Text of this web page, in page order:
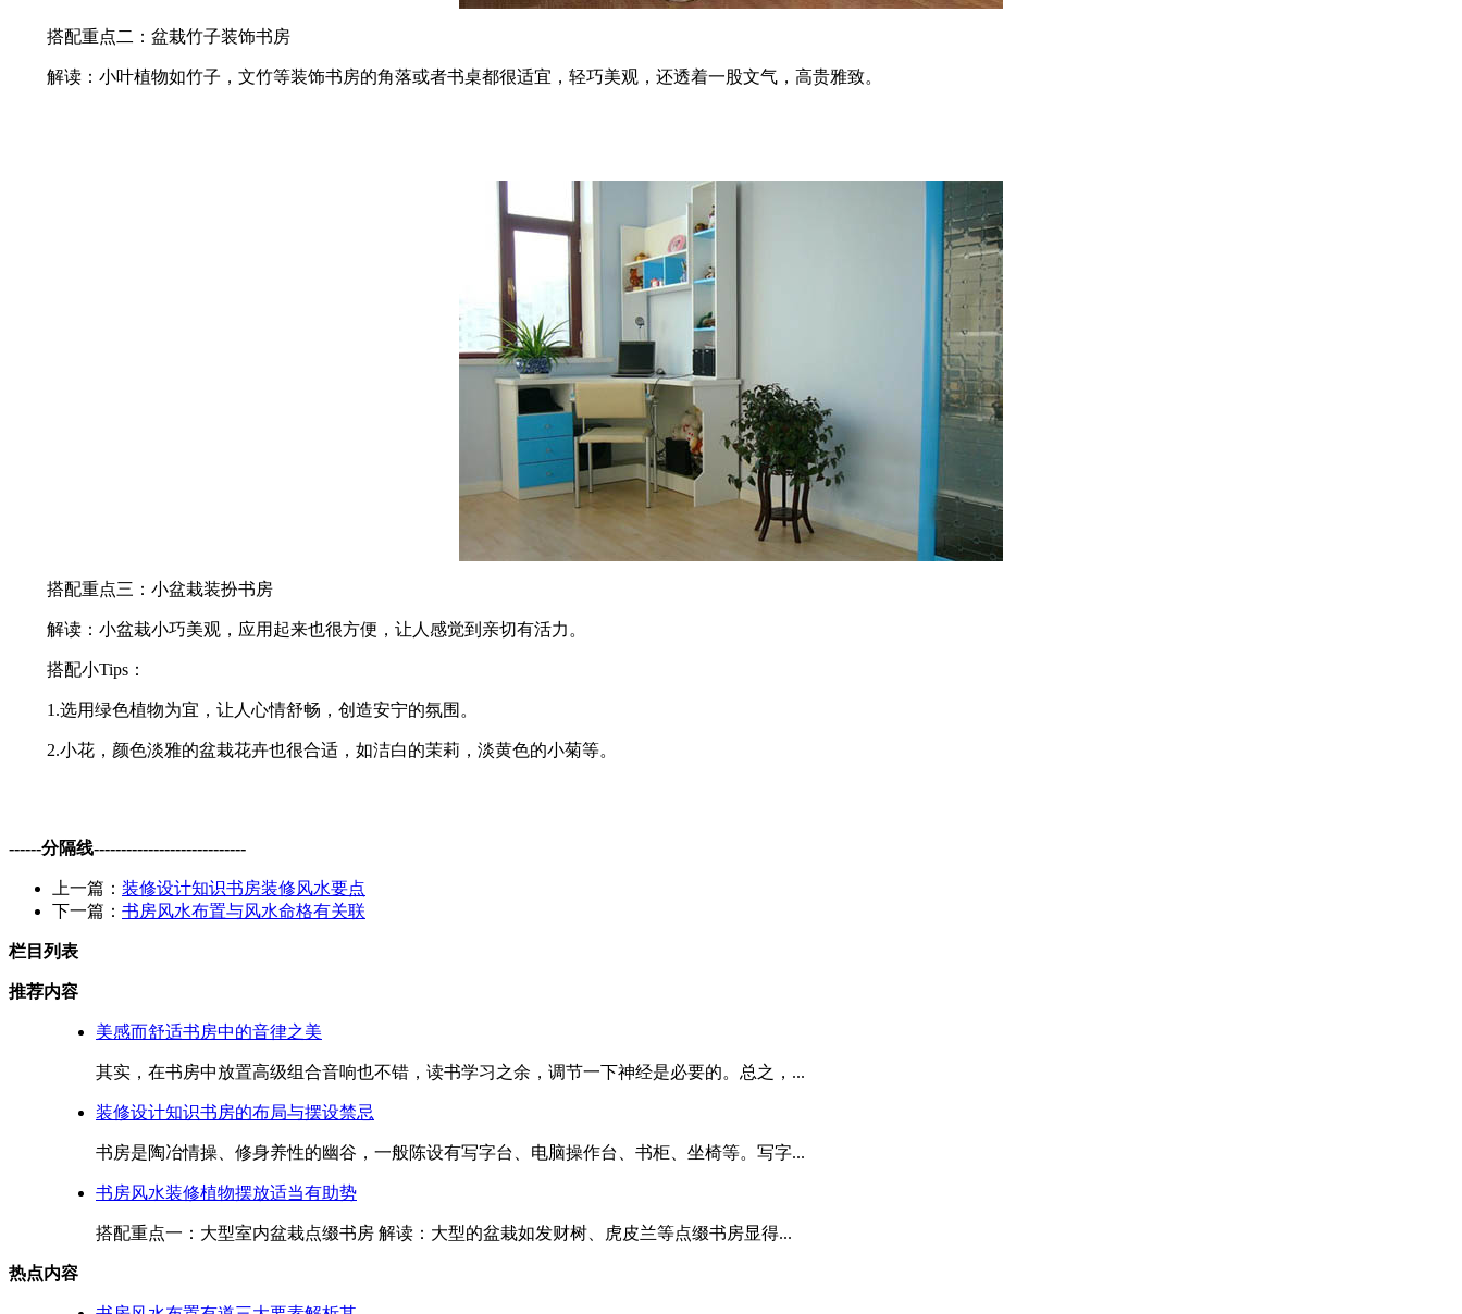
搭配重点二：盆栽竹子装饰书房
解读：小叶植物如竹子，文竹等装饰书房的角落或者书桌都很适宜，轻巧美观，还透着一股文气，高贵雅致。
搭配重点三：小盆栽装扮书房
解读：小盆栽小巧美观，应用起来也很方便，让人感觉到亲切有活力。
搭配小Tips：
1.选用绿色植物为宜，让人心情舒畅，创造安宁的氛围。
2.小花，颜色淡雅的盆栽花卉也很合适，如洁白的茉莉，淡黄色的小菊等。
------分隔线----------------------------
上一篇： 装修设计知识书房装修风水要点
下一篇： 书房风水布置与风水命格有关联
栏目列表
推荐内容
美感而舒适书房中的音律之美
其实，在书房中放置高级组合音响也不错，读书学习之余，调节一下神经是必要的。总之，...
装修设计知识书房的布局与摆设禁忌
书房是陶冶情操、修身养性的幽谷，一般陈设有写字台、电脑操作台、书柜、坐椅等。写字...
书房风水装修植物摆放适当有助势
搭配重点一：大型室内盆栽点缀书房 解读：大型的盆栽如发财树、虎皮兰等点缀书房显得...
热点内容